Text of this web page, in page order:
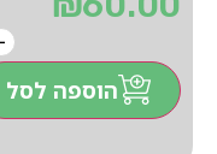
הוספה לסל